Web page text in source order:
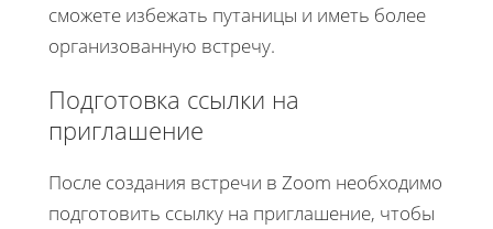
сможете избежать путаницы и иметь более
организованную встречу.
Подготовка ссылки на
приглашение
После создания встречи в Zoom необходимо
подготовить ссылку на приглашение, чтобы